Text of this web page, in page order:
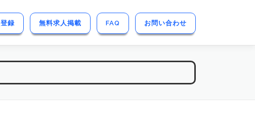
録 無料求人掲載 FAQ お問い合わせ